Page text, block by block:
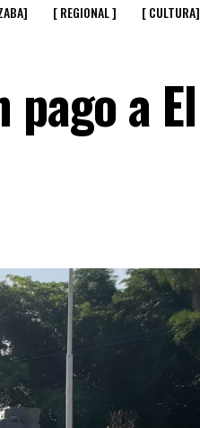
[ REGIONAL ] [ CULTURA]
a El